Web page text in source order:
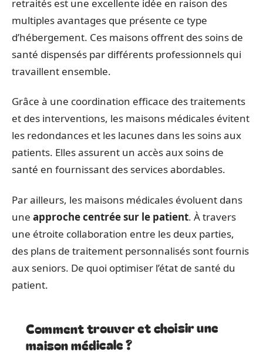
retraités est une excellente idée en raison des
multiples avantages que présente ce type
d’hébergement. Ces maisons offrent des soins de
santé dispensés par différents professionnels qui
travaillent ensemble.
Grâce à une coordination efficace des traitements
et des interventions, les maisons médicales évitent
les redondances et les lacunes dans les soins aux
patients. Elles assurent un accès aux soins de
santé en fournissant des services abordables.
Par ailleurs, les maisons médicales évoluent dans
une approche centrée sur le patient. À travers
une étroite collaboration entre les deux parties,
des plans de traitement personnalisés sont fournis
aux seniors. De quoi optimiser l’état de santé du
patient.
Comment trouver et choisir une
maison médicale ?